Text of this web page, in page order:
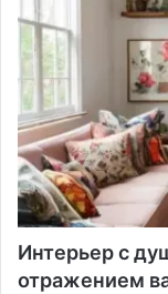
Интерьер с
отражением